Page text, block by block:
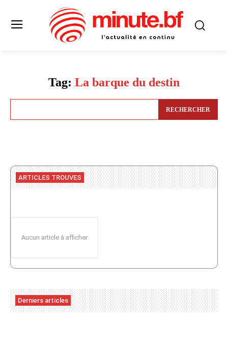
Tag: La barque du destin
RECHERCHER
ARTICLES TROUVES
Aucun article à afficher
Derniers articles